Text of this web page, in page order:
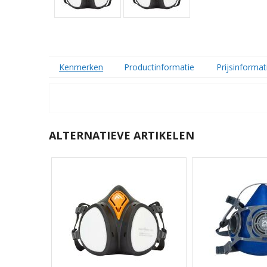
Kenmerken Productinformatie
ALTERNATIEVE ARTIKELEN